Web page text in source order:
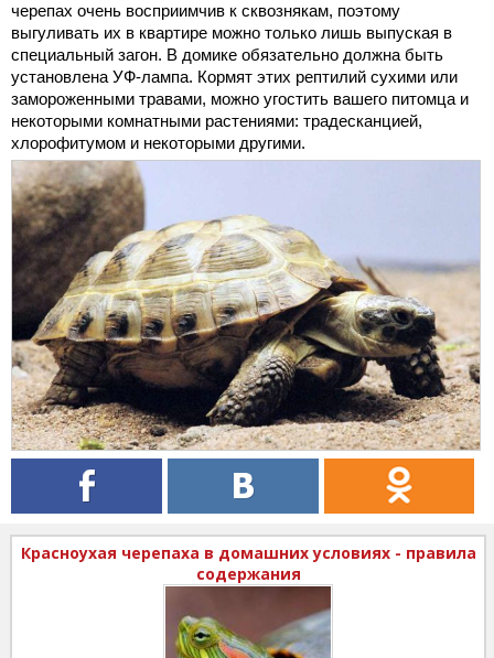
черепах очень восприимчив к сквознякам, поэтому
выгуливать их в квартире можно только лишь выпуская в
специальный загон. В домике обязательно должна быть
установлена УФ-лампа. Кормят этих рептилий сухими или
замороженными травами, можно угостить вашего питомца и
некоторыми комнатными растениями: традесканцией,
хлорофитумом и некоторыми другими.
Красноухая черепаха в домашних условиях - правила
содержания